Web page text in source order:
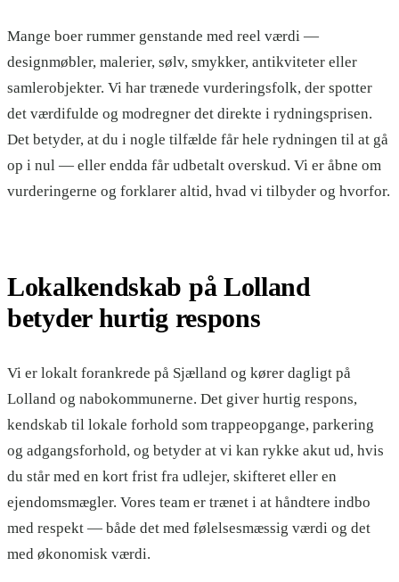
Mange boer rummer genstande med reel værdi —
designmøbler, malerier, sølv, smykker, antikviteter eller
samlerobjekter. Vi har trænede vurderingsfolk, der spotter
det værdifulde og modregner det direkte i rydningsprisen.
Det betyder, at du i nogle tilfælde får hele rydningen til at gå
op i nul — eller endda får udbetalt overskud. Vi er åbne om
vurderingerne og forklarer altid, hvad vi tilbyder og hvorfor.
Lokalkendskab på Lolland
betyder hurtig respons
Vi er lokalt forankrede på Sjælland og kører dagligt på
Lolland og nabokommunerne. Det giver hurtig respons,
kendskab til lokale forhold som trappeopgange, parkering
og adgangsforhold, og betyder at vi kan rykke akut ud, hvis
du står med en kort frist fra udlejer, skifteret eller en
ejendomsmægler. Vores team er trænet i at håndtere indbo
med respekt — både det med følelsesmæssig værdi og det
med økonomisk værdi.